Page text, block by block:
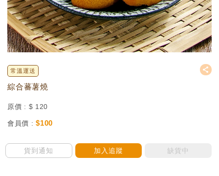
常溫運送
綜合蕃薯燒
原價 : $ 120
會員價 :$100
貨到通知 加入追蹤 缺貨中